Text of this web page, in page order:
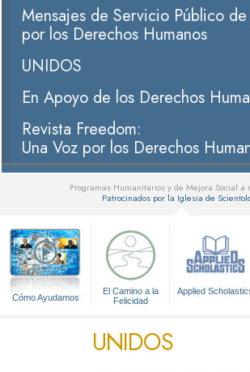
Mensajes de Servicio Público de
por los Derechos Humanos
UNIDOS
En Apoyo de los Derechos
Revista Freedom:
Una Voz por los Derechos
Programas Humanitarios y de Mejora Social a
Patrocinados por la Iglesia de
Cómo Ayudamos
El Camino a la
Felicidad
Applied
UNIDOS